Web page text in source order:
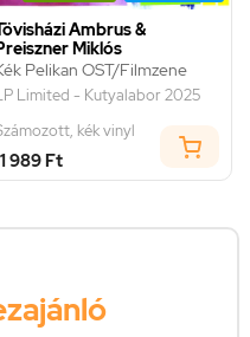
Ambrus &
Miklós
Pelikan OST/Filmzene
Limited - Kutyalabor 2025
kék vinyl
989 Ft